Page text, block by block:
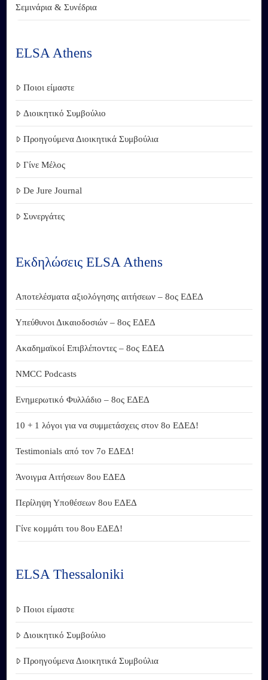
Σεμινάρια & Συνέδρια
ELSA Athens
Ποιοι είμαστε
Διοικητικό Συμβούλιο
Προηγούμενα Διοικητικά Συμβούλια
Γίνε Μέλος
De Jure Journal
Συνεργάτες
Εκδηλώσεις ELSA Athens
Αποτελέσματα αξιολόγησης αιτήσεων – 8ος ΕΔΕΔ
Υπεύθυνοι Δικαιοδοσιών – 8ος ΕΔΕΔ
Ακαδημαϊκοί Επιβλέποντες – 8ος ΕΔΕΔ
NMCC Podcasts
Ενημερωτικό Φυλλάδιο – 8ος ΕΔΕΔ
10 + 1 λόγοι για να συμμετάσχεις στον 8ο ΕΔΕΔ!
Testimonials από τον 7ο ΕΔΕΔ!
Άνοιγμα Αιτήσεων 8ου ΕΔΕΔ
Περίληψη Υποθέσεων 8ου ΕΔΕΔ
Γίνε κομμάτι του 8ου ΕΔΕΔ!
ELSA Thessaloniki
Ποιοι είμαστε
Διοικητικό Συμβούλιο
Προηγούμενα Διοικητικά Συμβούλια